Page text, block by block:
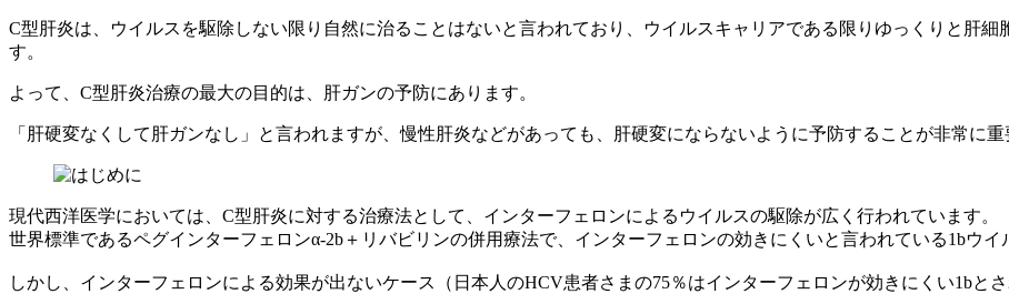
C型肝炎は、ウイルスを駆除しない限り自然に治ることはないと言われており、ウイルスキャリアである限りゆっくりと肝
す。
よって、C型肝炎治療の最大の目的は、肝ガンの予防にあります。
「肝硬変なくして肝ガンなし」と言われますが、慢性肝炎などがあっても、肝硬変にならないように予防することが非常に重
現代西洋医学においては、C型肝炎に対する治療法として、インターフェロンによるウイルスの駆除が広く行われています。
世界標準であるペグインターフェロンα-2b＋リバビリンの併用療法で、インターフェロンの効きにくいと言われている1bウイ
しかし、インターフェロンによる効果が出ないケース（日本人のHCV患者さまの75％はインターフェロンが効きにくい1bと